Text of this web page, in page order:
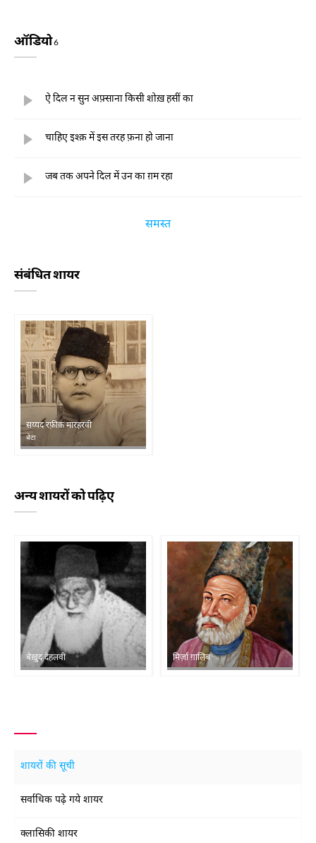
ऑडियो6
ऐ दिल न सुन अफ़्साना किसी शोख़ हसीं का
चाहिए इश्क़ में इस तरह फ़ना हो जाना
जब तक अपने दिल में उन का ग़म रहा
समस्त
संबंधित शायर
सय्यद रफ़ीक़ मारहरवी
बेटा
अन्य शायरों को पढ़िए
बेख़ुद देहलवी मिर्ज़ा ग़ालिब
शायरों की सूची
सर्वाधिक पढ़े गये शायर
क्लासिकी शायर